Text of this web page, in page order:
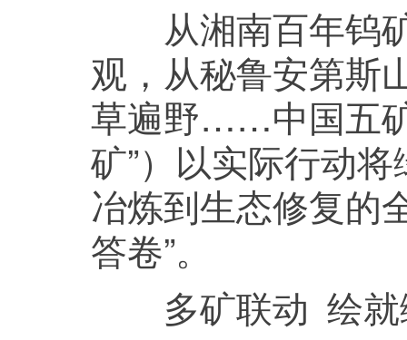
从湘南百年钨矿
观，从秘鲁安第斯
草遍野……中国五
矿”）以实际行动
冶炼到生态修复的
答卷”。
多矿联动 绘就